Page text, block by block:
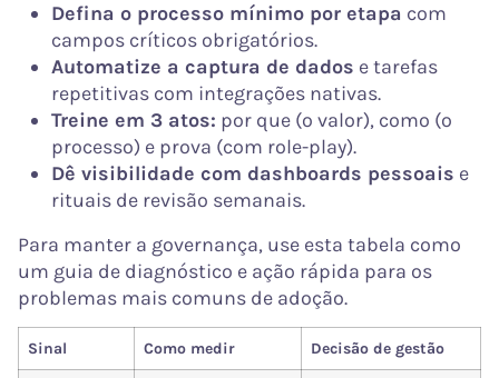
Defina o processo mínimo por etapa com
campos críticos obrigatórios.
Automatize a captura de dados e tarefas
repetitivas com integrações nativas.
Treine em 3 atos: por que (o valor), como (o
processo) e prova (com role-play).
Dê visibilidade com dashboards pessoais e
rituais de revisão semanais.
Para manter a governança, use esta tabela como
um guia de diagnóstico e ação rápida para os
problemas mais comuns de adoção.
Sinal Como medir Decisão de gestão